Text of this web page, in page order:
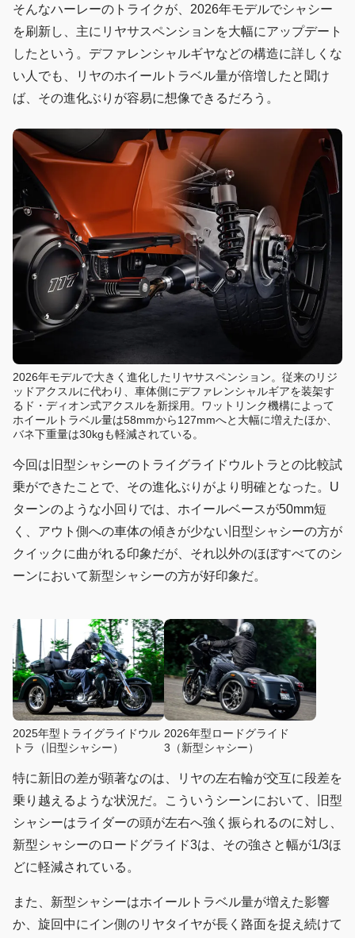
そんなハーレーのトライクが、2026年モデルでシャシー
を刷新し、主にリヤサスペンションを大幅にアップデート
したという。デファレンシャルギヤなどの構造に詳しくな
い人でも、リヤのホイールトラベル量が倍増したと聞け
ば、その進化ぶりが容易に想像できるだろう。
2026年モデルで大きく進化したリヤサスペンション。従来のリジ
ッドアクスルに代わり、車体側にデファレンシャルギアを装架す
るド・ディオン式アクスルを新採用。ワットリンク機構によって
ホイールトラベル量は58mmから127mmへと大幅に増えたほか、
バネ下重量は30kgも軽減されている。
今回は旧型シャシーのトライグライドウルトラとの比較試
乗ができたことで、その進化ぶりがより明確となった。U
ターンのような小回りでは、ホイールベースが50mm短
く、アウト側への車体の傾きが少ない旧型シャシーの方が
クイックに曲がれる印象だが、それ以外のほぼすべてのシ
ーンにおいて新型シャシーの方が好印象だ。
2025年型トライグライドウル
トラ（旧型シャシー）
2026年型ロードグライド
3（新型シャシー）
特に新旧の差が顕著なのは、リヤの左右輪が交互に段差を
乗り越えるような状況だ。こういうシーンにおいて、旧型
シャシーはライダーの頭が左右へ強く振られるのに対し、
新型シャシーのロードグライド3は、その強さと幅が1/3ほ
どに軽減されている。
また、新型シャシーはホイールトラベル量が増えた影響
か、旋回中にイン側のリヤタイヤが長く路面を捉え続けて